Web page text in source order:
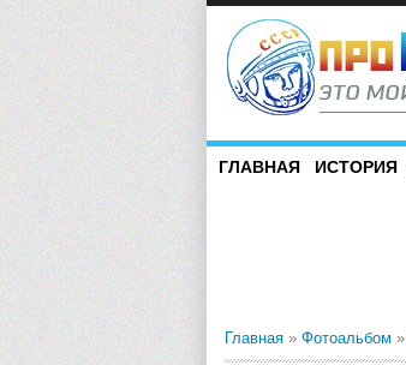
ГЛАВНАЯ ИСТОРИЯ
Главная » Фотоальбом »